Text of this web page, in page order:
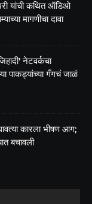
यांची कथित ऑडिओ
मागणीचा दावा
नेटवर्कचा
पाकड्यांच्या गँगचं जाळं
कारला भीषण आग;
बचावली